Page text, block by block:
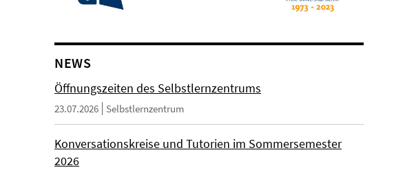
NEWS
Öffnungszeiten des Selbstlernzentrums
23.07.2026 Selbstlernzentrum
Konversationskreise und Tutorien im Sommersemester
2026